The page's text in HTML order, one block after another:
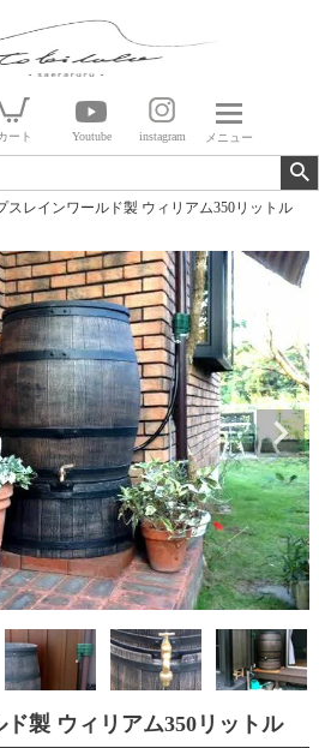
ート Youtube instagram メニュー
スレインワールド製 ウィリアム350リットル
製 ウィリアム350リットル